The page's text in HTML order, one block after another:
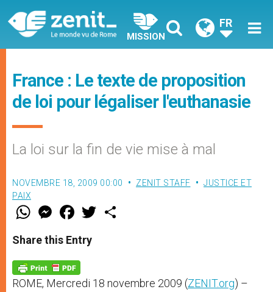
MISSION
FR
France : Le texte de proposition
de loi pour légaliser l'euthanasie
La loi sur la fin de vie mise à mal
NOVEMBRE 18, 2009 00:00 ZENIT STAFF
JUSTICE ET
PAIX
W
t
s
p
p
M
e
s
e
g
e
r
F
a
e
b
o
k
w
Share this Entry
ROME, Mercredi 18 novembre 2009 (ZENIT.org) –